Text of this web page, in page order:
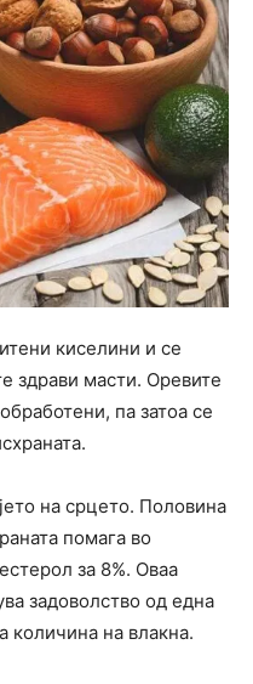
киселини и се
здрави масти. Оревите
па затоа се
на срцето. Половина
помага во
за 8%. Оваа
задоволство од една
количина на влакна.